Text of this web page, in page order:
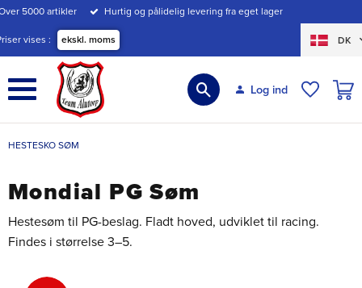
Menu
5000 artikler Hurtig og pålidelig levering fra eget lager
vises ekskl. moms DK
Log ind
HESTESKO SØM
Mondial PG Søm
Hestesøm til PG-beslag. Fladt hoved, udviklet til racing.
Findes i størrelse 3–5.